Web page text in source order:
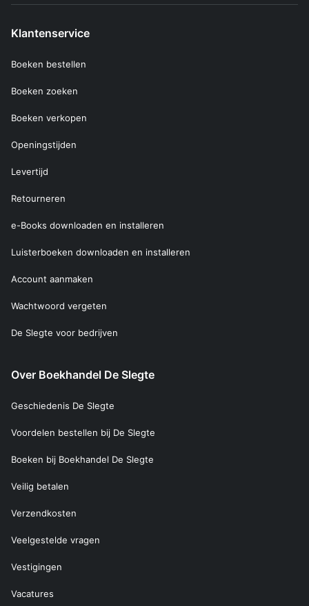
Klantenservice
Boeken bestellen
Boeken zoeken
Boeken verkopen
Openingstijden
Levertijd
Retourneren
e-Books downloaden en installeren
Luisterboeken downloaden en installeren
Account aanmaken
Wachtwoord vergeten
De Slegte voor bedrijven
Over Boekhandel De Slegte
Geschiedenis De Slegte
Voordelen bestellen bij De Slegte
Boeken bij Boekhandel De Slegte
Veilig betalen
Verzendkosten
Veelgestelde vragen
Vestigingen
Vacatures